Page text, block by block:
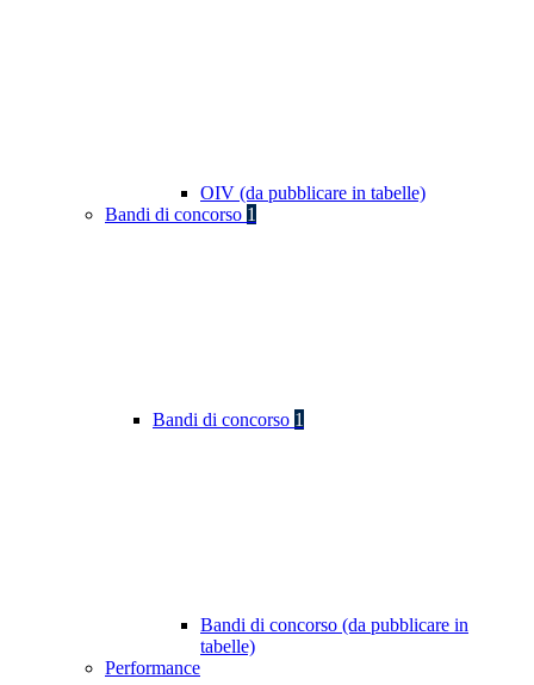
OIV (da pubblicare in tabelle)
Bandi di concorso 1
Bandi di concorso 1
Bandi di concorso (da pubblicare in
tabelle)
Performance